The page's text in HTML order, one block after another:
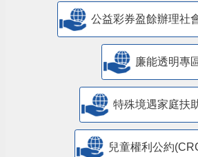
公益彩券盈餘辦理社
廉能透明專
特殊境遇家庭扶
兒童權利公約